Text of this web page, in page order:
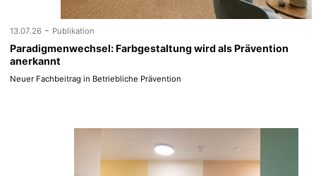
13.07.26 - Publikation
Paradigmenwechsel: Farbgestaltung wird als Prävention
anerkannt
Neuer Fachbeitrag in Betriebliche Prävention